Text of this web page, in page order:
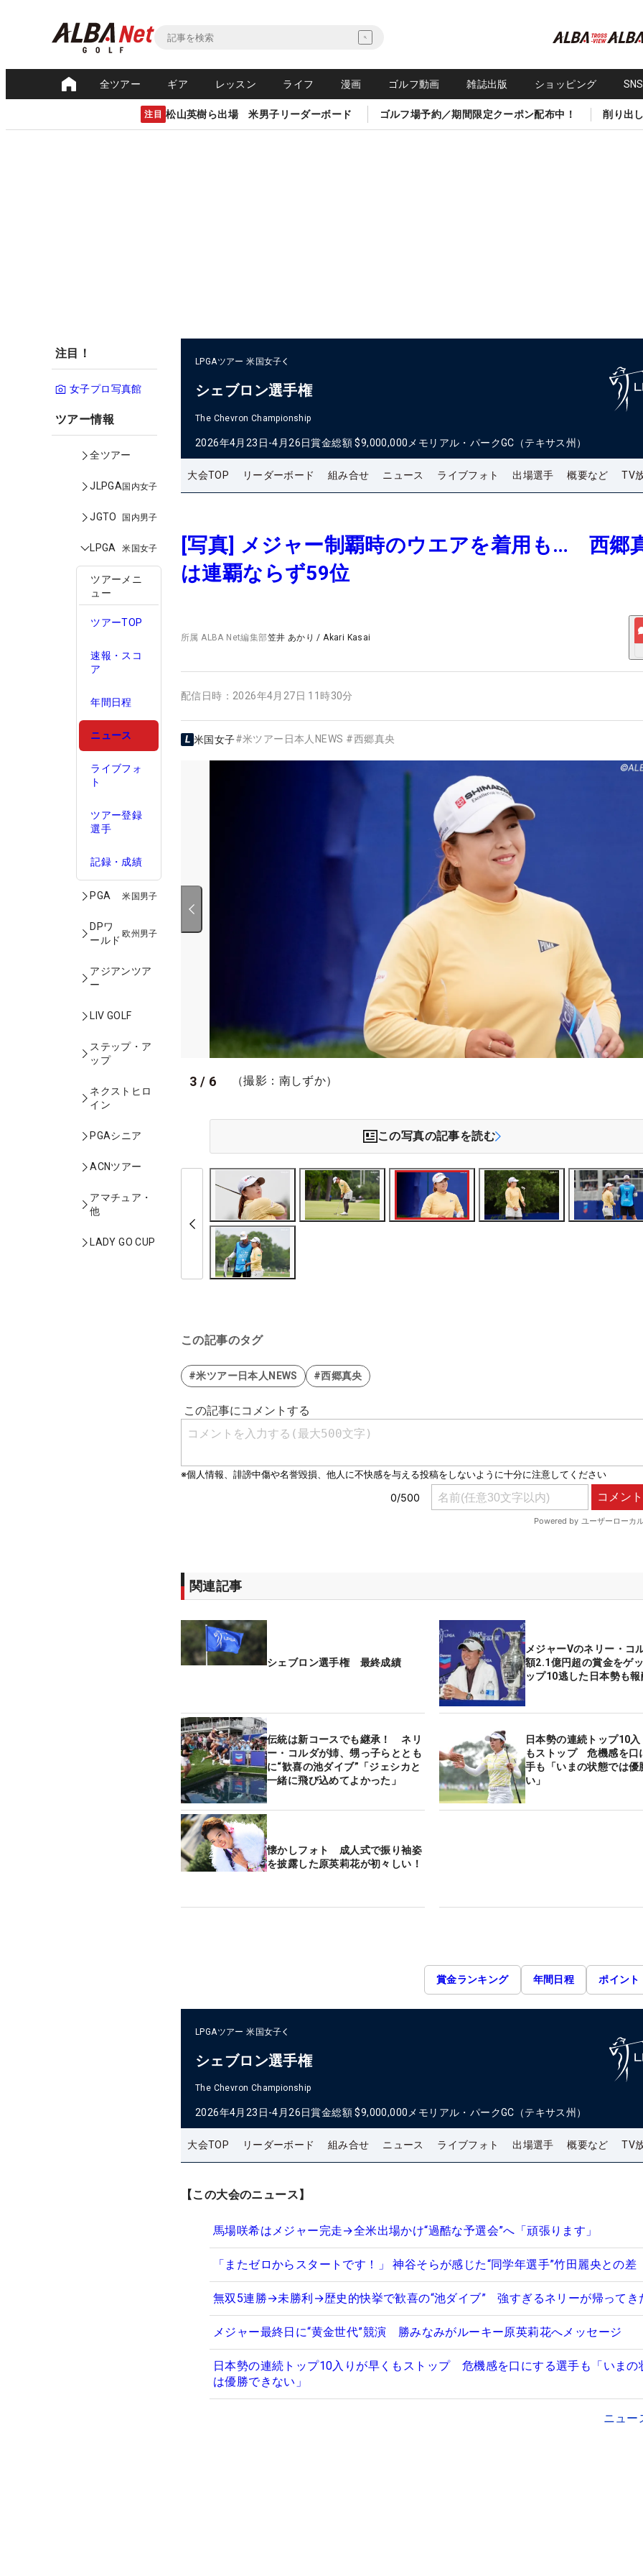
全ツアー ギア レッスン ライフ 漫画 ゴルフ動画 雑誌出版 ショッピング
注目 松山英樹ら出場 米男子リーダーボード ゴルフ場予約／期間限定クーポン配布中！ 削り出
注目！
女子プロ写真館
ツアー情報
全ツアー
JLPGA国内女子
JGTO 国内男子
LPGA 米国女子
ツアーメニ
ュー
ツアーTOP
速報・スコ
ア
年間日程
ニュース
ライブフォ
ト
ツアー登録
選手
記録・成績
PGA 米国男子
DPワ
ールド
欧州男子
アジアンツア
ー
LIV GOLF
ステップ・ア
ップ
ネクストヒロ
イン
PGAシニア
ACNツアー
アマチュア・
他
LADY GO CUP
LPGAツアー 米国女子
シェブロン選手権
The Chevron Championship
2026年4月23日-4月26日賞金総額 $9,000,000 メモリアル・パークGC（テキサス州）
大会TOP リーダーボード 組み合せ ニュース ライブフォト 出場選手 概要など TV
[写真] メジャー制覇時のウエアを着用も… 西郷
は連覇ならず59位
所属ALBA Net編集部笠井 あかり /Akari Kasai
配信日時： 2026年4月27日 11時30分
米国女子#米ツアー日本人NEWS #西郷真央
3 / 6 （撮影：南しずか）
この写真の記事を読む
この記事のタグ
#米ツアー日本人NEWS #西郷真央
関連記事
シェブロン選手権 最終成績
メジャーVのネリー・コ
額2.1億円超の賞金をゲ
ップ10逃した日本勢も報
伝統は新コースでも継承！ ネリ
ー・コルダが姉、甥っ子らととも
に“歓喜の池ダイブ”「ジェシカと
一緒に飛び込めてよかった」
日本勢の連続トップ10
もストップ 危機感を口
手も「いまの状態では優
い」
懐かしフォト 成人式で振り袖姿
を披露した原英莉花が初々しい！
賞金ランキング 年間日程 ポイント
LPGAツアー 米国女子
シェブロン選手権
The Chevron Championship
2026年4月23日-4月26日賞金総額 $9,000,000メモリアル・パークGC（テキサス州）
大会TOP リーダーボード 組み合せ ニュース ライブフォト 出場選手 概要など TV
【この大会のニュース】
馬場咲希はメジャー完走→全米出場かけ“過酷な予選会”へ「頑張ります」
「またゼロからスタートです！」 神谷そらが感じた“同学年選手”竹田麗央との差
無双5連勝→未勝利→歴史的快挙で歓喜の“池ダイブ” 強すぎるネリーが帰ってき
メジャー最終日に“黄金世代”競演 勝みなみがルーキー原英莉花へメッセージ
日本勢の連続トップ10入りが早くもストップ 危機感を口にする選手も「いまの
は優勝できない」
ニュー